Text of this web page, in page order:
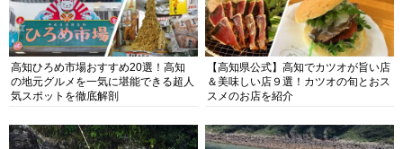
高知ひろめ市場おすすめ20選！高知
の地元グルメを一気に堪能できる超人
気スポットを徹底解剖
【高知県公式】高知でカツオが旨い店
＆美味しい店９選！カツオの旬とおス
スメのお店を紹介